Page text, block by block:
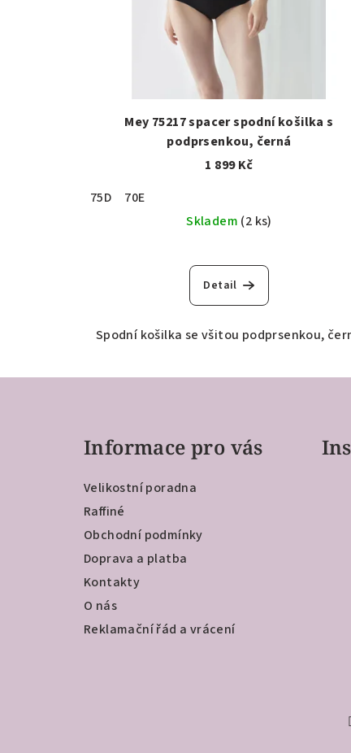
Mey 75217 spacer spodní košilka s
podprsenkou, černá
1 899 Kč
75D
70E
Skladem (2 ks)
Detail
Spodní košilka se všitou podprsenkou,
Informace pro vás
Velikostní poradna
Raffiné
Obchodní podmínky
Doprava a platba
Kontakty
O nás
Reklamační řád a vrácení